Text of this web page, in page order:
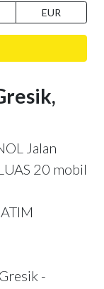
EUR
Jalan
20 mobil
-